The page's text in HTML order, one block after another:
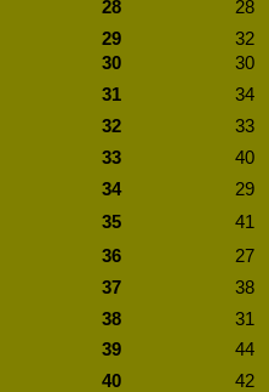
28
28
29
32
30
30
31
34
32
33
33
40
34
29
35
41
36
27
37
38
38
31
39
44
40
42